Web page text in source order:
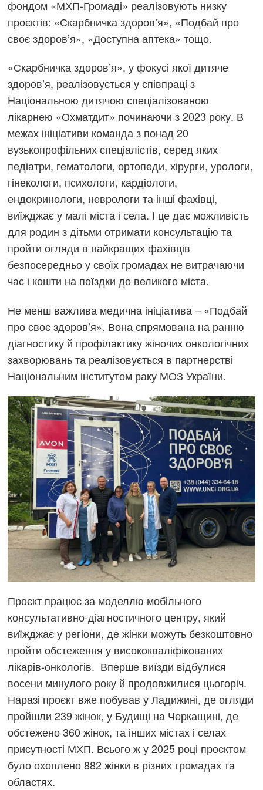
фондом «МХП-Громаді» реалізовують низку
проєктів: «Скарбничка здоров’я», «Подбай про
своє здоров’я», «Доступна аптека» тощо.
«Скарбничка здоров’я», у фокусі якої дитяче
здоров’я, реалізовується у співпраці з
Національною дитячою спеціалізованою
лікарнею «Охматдит» починаючи з 2023 року. В
межах ініціативи команда з понад 20
вузькопрофільних спеціалістів, серед яких
педіатри, гематологи, ортопеди, хірурги, урологи,
гінекологи, психологи, кардіологи,
ендокринологи, неврологи та інші фахівці,
виїжджає у малі міста і села. І це дає можливість
для родин з дітьми отримати консультацію та
пройти огляди в найкращих фахівців
безпосередньо у своїх громадах не витрачаючи
час і кошти на поїздки до великого міста.
Не менш важлива медична ініціатива – «Подбай
про своє здоров’я». Вона спрямована на ранню
діагностику й профілактику жіночих онкологічних
захворювань та реалізовується в партнерстві
Національним інститутом раку МОЗ України.
Проєкт працює за моделлю мобільного
консультативно-діагностичного центру, який
виїжджає у регіони, де жінки можуть безкоштовно
пройти обстеження у висококваліфікованих
лікарів-онкологів. Вперше виїзди відбулися
восени минулого року й продовжилися цьогоріч.
Наразі проєкт вже побував у Ладижині, де огляди
пройшли 239 жінок, у Будищі на Черкащині, де
обстежено 360 жінок, та інших містах і селах
присутності МХП. Всього ж у 2025 році проєктом
було охоплено 882 жінки в різних громадах та
областях.